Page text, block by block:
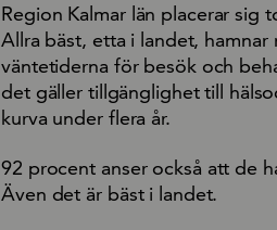
Region Kalmar län placerar sig
Allra bäst, etta i landet,
väntetiderna för besök och
det gäller tillgänglighet till
kurva under flera år.
92 procent anser också att de
Även det är bäst i landet.